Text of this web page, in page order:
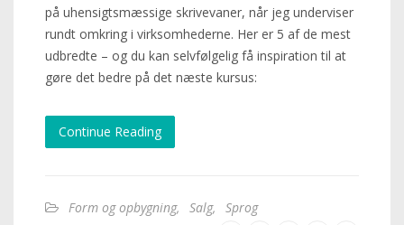
på uhensigtsmæssige skrivevaner, når jeg underviser
rundt omkring i virksomhederne. Her er 5 af de mest
udbredte – og du kan selvfølgelig få inspiration til at
gøre det bedre på det næste kursus:
Continue Reading
Form og opbygning, Salg, Sprog